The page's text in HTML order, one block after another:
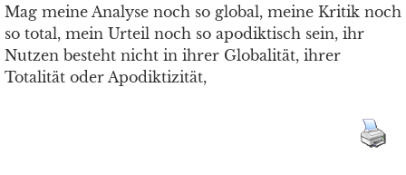
Mag meine Analyse noch so global, meine Kritik noch
so total, mein Urteil noch so apodiktisch sein, ihr
Nutzen besteht nicht in ihrer Globalität, ihrer
Totalität oder Apodiktizität,